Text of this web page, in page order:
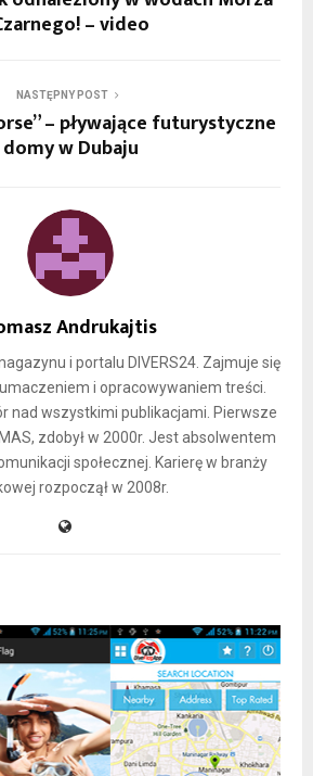
– video
NASTĘPNY POST
– pływające futurystyczne
domy w Dubaju
Andrukajtis
i portalu DIVERS24. Zajmuje się
i opracowywaniem treści.
nad wszystkimi publikacjami. Pierwsze
zdobył w 2000r. Jest absolwentem
społecznej. Karierę w branży
rozpoczął w 2008r.